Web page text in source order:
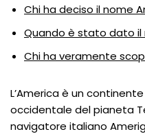
Chi ha deciso il nome
Quando è stato dato il
Chi ha veramente
L’America è un
occidentale del pianeta
navigatore italiano